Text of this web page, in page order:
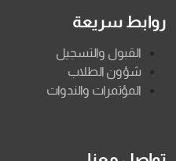
روابط سريعة
القبول والتسجيل
شؤون الطلاب
المؤتمرات والندوات